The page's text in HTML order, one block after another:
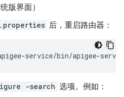
统版界面）
后，重启路由器：
service/bin/apigee-
-search 选项。例如：